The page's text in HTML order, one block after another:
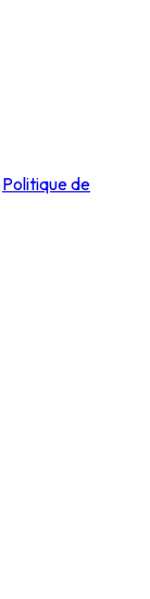
Politique de